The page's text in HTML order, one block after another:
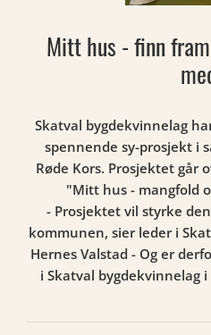
Mitt hus - finn
Skatval bygdekvinnelag
spennende sy-prosjekt i
Røde Kors. Prosjektet går
"Mitt hus - mangfold
- Prosjektet vil styrke
kommunen, sier leder i
Hernes Valstad - Og er
i Skatval bygdekvinnelag